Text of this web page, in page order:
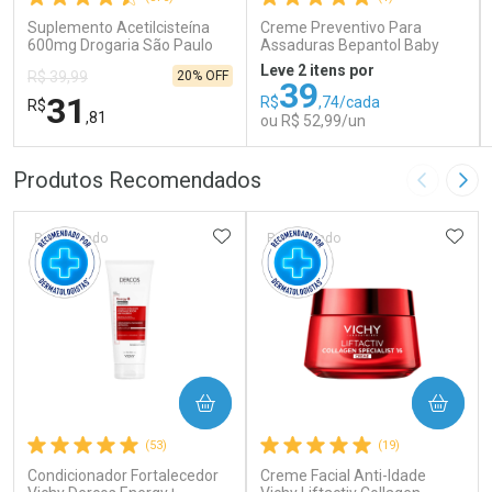
Suplemento Acetilcisteína
600mg Drogaria São Paulo
R$ 39,99
R$31 ,81
20% OFF
FECHAR
Comprar sem Desconto
FECHAR
Por Menos
Comprar sem Desconto
Creme Preventivo Para
Assaduras Bepantol Baby
Toy Story Personagens
Sortidos 120g
Leve 2 itens por
R$39,74/cada
ou R$ 52,99/un
Comprar sem Desconto
Por Menos
Comprar sem Desconto
Produtos Recomendados Imagem
(53)
Condicionador Fortalecedor
Patrocinado ADICIONAR AOS FAVORITOS
COMPRAR
(19)
Creme Facial Anti-Idade
Patrocinado
COMPRAR